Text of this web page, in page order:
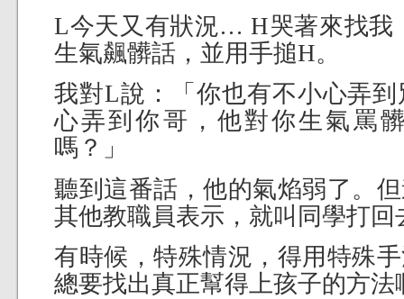
L今天又有狀況… H哭著來找我
生氣飆髒話，並用手搥H。
我對L說：「你也有不小心弄
心弄到你哥，他對你生氣罵
嗎？」
聽到這番話，他的氣焰弱了。
其他教職員表示，就叫同學打
有時候，特殊情況，得用特殊
總要找出真正幫得上孩子的方法